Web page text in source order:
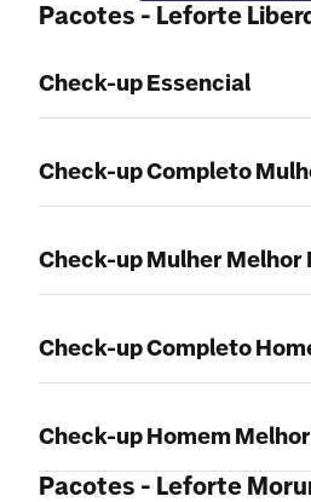
Pacotes - Leforte
Check-up Essencial
Check-up Completo
Check-up Mulher Melhor
Check-up Completo
Check-up Homem
Pacotes - Leforte